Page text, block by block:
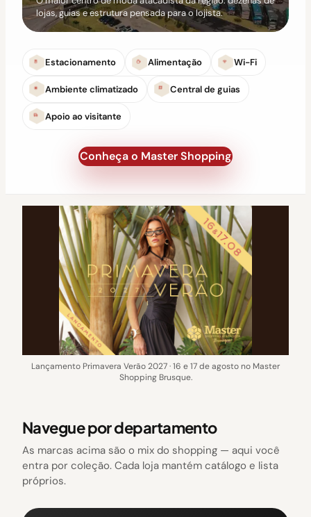
lojas, guias e estrutura pensada para o lojista.
Estacionamento Alimentação Wi-Fi
Ambiente climatizado Central de guias
Apoio ao visitante
Conheça o Master Shopping
Lançamento Primavera Verão 2027 · 16 e 17 de agosto no Master
Shopping Brusque.
Navegue por departamento
As marcas acima são o mix do shopping — aqui você
entra por coleção. Cada loja mantém catálogo e lista
próprios.